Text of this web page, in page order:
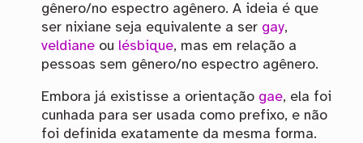
gênero/no espectro agênero. A ideia é que
ser nixiane seja equivalente a ser gay,
veldianeou lésbique, mas em relação a
pessoas sem gênero/no espectro agênero.
Embora já existisse a orientação gae, ela foi
cunhada para ser usada como prefixo, e não
foi definida exatamente da mesma forma.